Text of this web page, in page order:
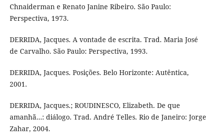
Chnaiderman e Renato Janine Ribeiro. São Paulo:
Perspectiva, 1973.
DERRIDA, Jacques. A vontade de escrita. Trad. Maria José
de Carvalho. São Paulo: Perspectiva, 1993.
DERRIDA, Jacques. Posições. Belo Horizonte: Autêntica,
2001.
DERRIDA, Jacques.; ROUDINESCO, Elizabeth. De que
amanhã…: diálogo. Trad. André Telles. Rio de Janeiro: Jorge
Zahar, 2004.